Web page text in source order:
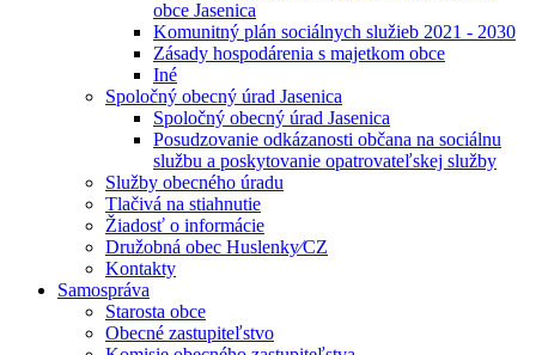
obce Jasenica
Komunitný plán sociálnych služieb 2021 - 2030
Zásady hospodárenia s majetkom obce
Iné
Spoločný obecný úrad Jasenica
Spoločný obecný úrad Jasenica
Posudzovanie odkázanosti občana na sociálnu
službu a poskytovanie opatrovateľskej služby
Služby obecného úradu
Tlačivá na stiahnutie
Žiadosť o informácie
Družobná obec Huslenky⁄CZ
Kontakty
Samospráva
Starosta obce
Obecné zastupiteľstvo